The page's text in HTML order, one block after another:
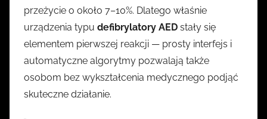
przeżycie o około 7–10%. Dlatego właśnie
urządzenia typu defibrylatory AED stały się
elementem pierwszej reakcji — prosty interfejs i
automatyczne algorytmy pozwalają także
osobom bez wykształcenia medycznego podjąć
skuteczne działanie.